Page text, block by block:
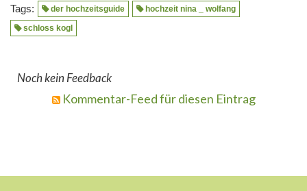
Tags: der hochzeitsguide
hochzeit nina _ wolfang
schloss kogl
Noch kein Feedback
Kommentar-Feed für diesen Eintrag